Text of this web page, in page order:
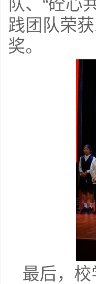
队、“砼心
践团队荣
奖。
最后，